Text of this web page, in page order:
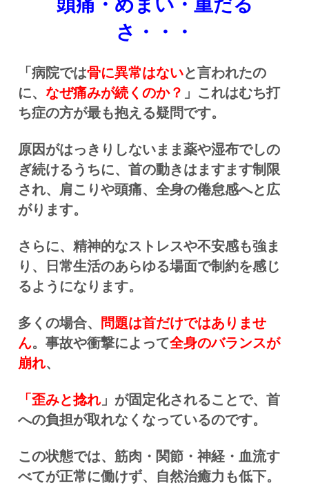
頭痛・めまい・重だる
さ・・・
「病院では骨に異常はないと言われたの
に、 なぜ痛みが続くのか？ 」これはむち打
ち症の方が最も抱える疑問です。
原因がはっきりしないまま薬や湿布でしの
ぎ続けるうちに、首の動きはますます制限
され、 肩こりや頭痛、全身の倦怠感へと広
がります。
さらに、精神的なストレスや不安感も強ま
り、日常生活のあらゆる場面で制約を感じ
るようになります。
多くの場合、
問題は首だけではありませ
ん。事故や衝撃によって全身のバランスが
崩れ、
「歪みと捻れ」が固定化されることで、首
への負担が取れなくなっているのです。
この状態では、筋肉・関節・神経・血流す
べてが正常に働けず、自然治癒力も低下。